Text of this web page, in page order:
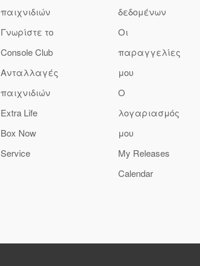
παιχνιδιών
Γνωρίστε το
Console Club
Ανταλλαγές
παιχνιδιών
Extra Life
Box Now
Service
δεδομένων
Οι
παραγγελίες
μου
Ο
λογαριασμός
μου
My Releases
Calendar